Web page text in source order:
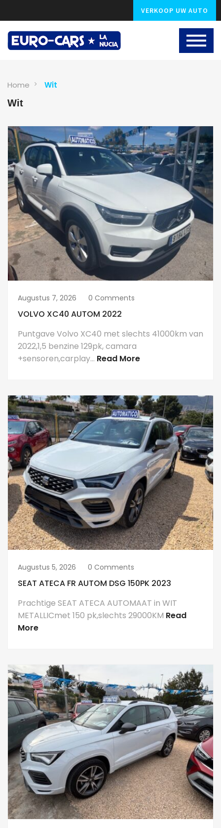
VERKOOP UW AUTO
Home Wit
Wit
Augustus 7, 2026 0 Comments
VOLVO XC40 AUTOM 2022
Puntgave Volvo XC40 met slechts 41000km van
2022,1,5 benzine 129pk, camara
+sensoren,carplay… Read More
Augustus 5, 2026 0 Comments
SEAT ATECA FR AUTOM DSG 150PK 2023
Prachtige SEAT ATECA AUTOMAAT in WIT
METALLICmet 150 pk,slechts 29000KM Read
More